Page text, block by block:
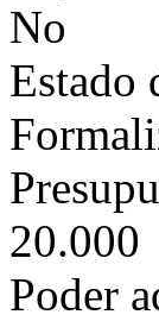
No
Estado
20.000
Poder